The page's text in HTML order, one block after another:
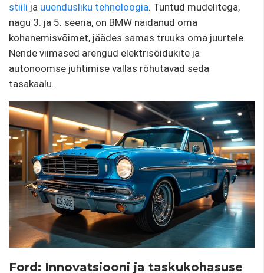
stiili ja uuendusliku tehnoloogia. Tuntud mudelitega,
nagu 3. ja 5. seeria, on BMW näidanud oma
kohanemisvõimet, jäädes samas truuks oma juurtele.
Nende viimased arengud elektrisõidukite ja
autonoomse juhtimise vallas rõhutavad seda
tasakaalu.
Ford: Innovatsiooni ja taskukohasuse